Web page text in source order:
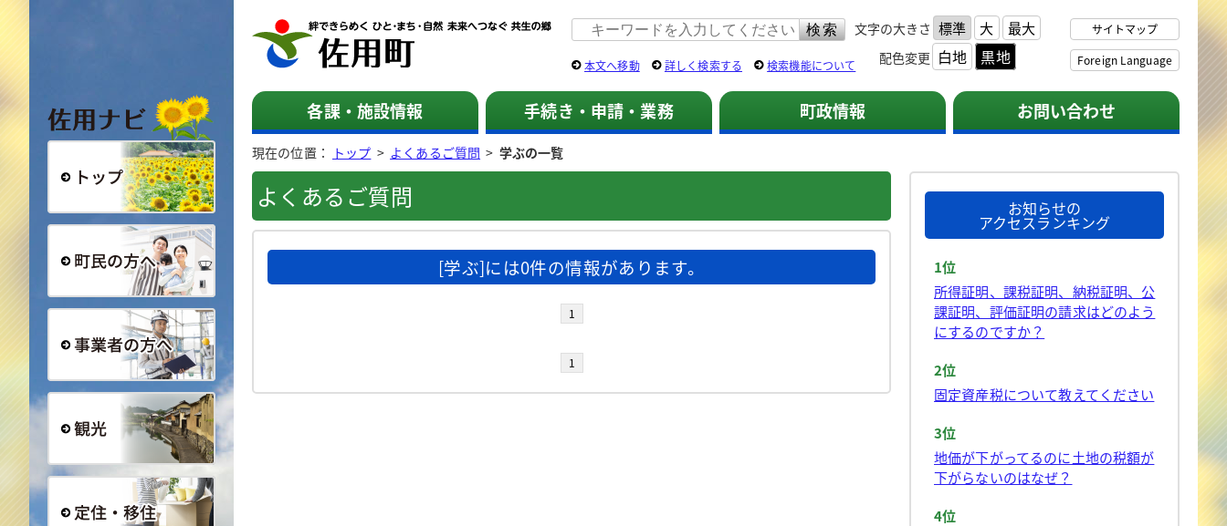
総合トップ
事業者の方へ
佐用町 公式ホームページ 文字の大きさ 標準 大 最大
配色変更 白地 黒地
サイトマップ
Foreign Language
本文へ移動 詳しく検索する 検索機能について
各課・施設情報 手続き・申請・業務 町政情報 お問い合わせ
現在の位置： トップ > よくあるご質問 > 学ぶの一覧
よくあるご質問
[学ぶ]には0件の情報があります。
1
1
お知らせの
アクセスランキング
1位
所得証明、課税証明、納税証明、公
課証明、評価証明の請求はどのよう
にするのですか？
2位
固定資産税について教えてください
3位
地価が下がってるのに土地の税額が
下がらないのはなぜ？
4位